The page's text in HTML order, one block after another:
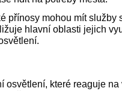
přínosy mohou mít
hlavní oblasti jejich
osvětlení, které reaguje